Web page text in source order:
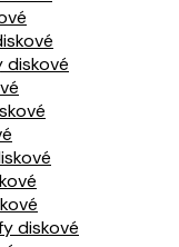
diskové
diskové